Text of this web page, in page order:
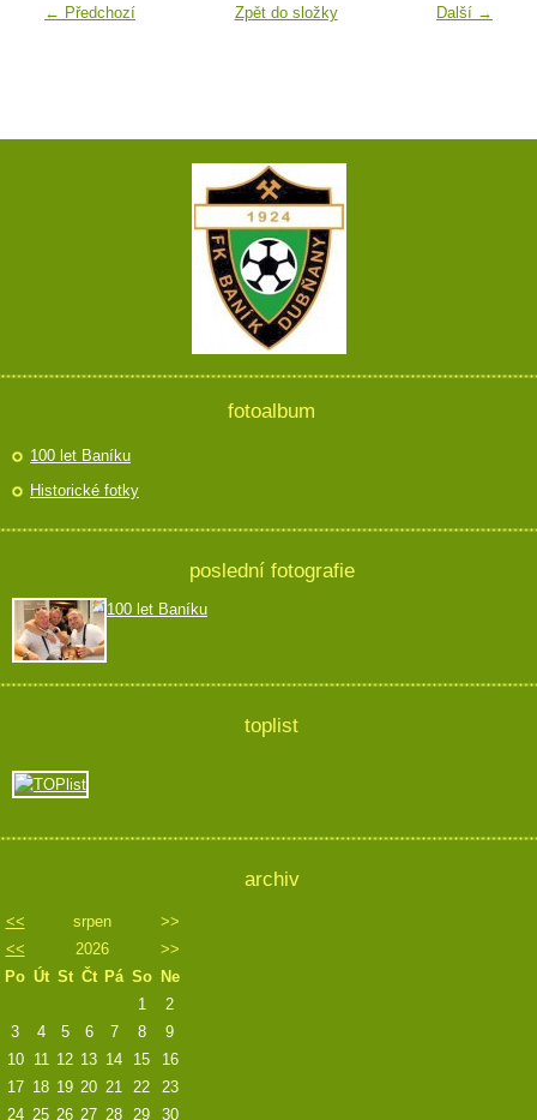
← Předchozí Další →
Zpět do složky
fotoalbum
100 let Baníku
Historické fotky
poslední fotografie
100 let Baníku
toplist
archiv
<< srpen
>>
<<
2026
>>
Po Út St Čt Pá So Ne
1
2
3
4 5 6 7 8
9
10
11 12 13 14 15
16
17 18 19 20 21 22
23
24 25 26 27 28 29 30